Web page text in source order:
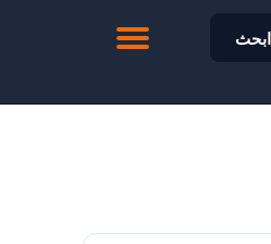
ابحث